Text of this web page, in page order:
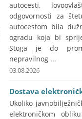
autocesti,
odgovornosti za
autocestom bila
ogradu koja bi
Stoga je do
nepravilnog ...
03.08.2026
Dostava
Ukoliko
elektroničkom